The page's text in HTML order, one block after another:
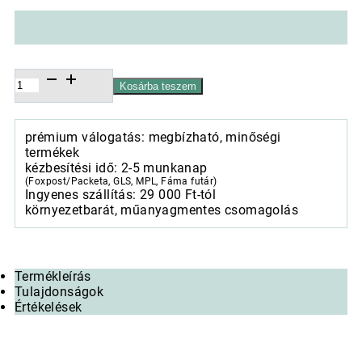
Cute
Easter
rabbit
porcelánbögre
0,4l
mennyiség
Kosárba teszem
prémium válogatás: megbízható, minőségi
termékek
kézbesítési idő: 2-5 munkanap
(Foxpost/Packeta, GLS, MPL, Fáma futár)
Ingyenes szállítás: 29 000 Ft-tól
környezetbarát, műanyagmentes csomagolás
Termékleírás
Tulajdonságok
Értékelések